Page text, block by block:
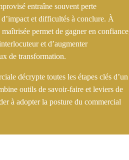
entraîne souvent perte
et difficultés à conclure. À
permet de gagner en
et d’augmenter
de transformation.
décrypte toutes les étapes clés d’un
outils de savoir-faire et leviers de
à adopter la posture du commercial